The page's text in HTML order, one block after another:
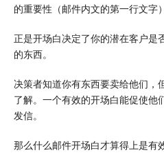
的重要性（邮件内文的第一行文字）
正是开场白决定了你的潜在客户是
的东西。
决策者知道你有东西要卖给他们，
了解。一个有效的开场白能促使他
发信。
那么什么邮件开场白才算得上是有